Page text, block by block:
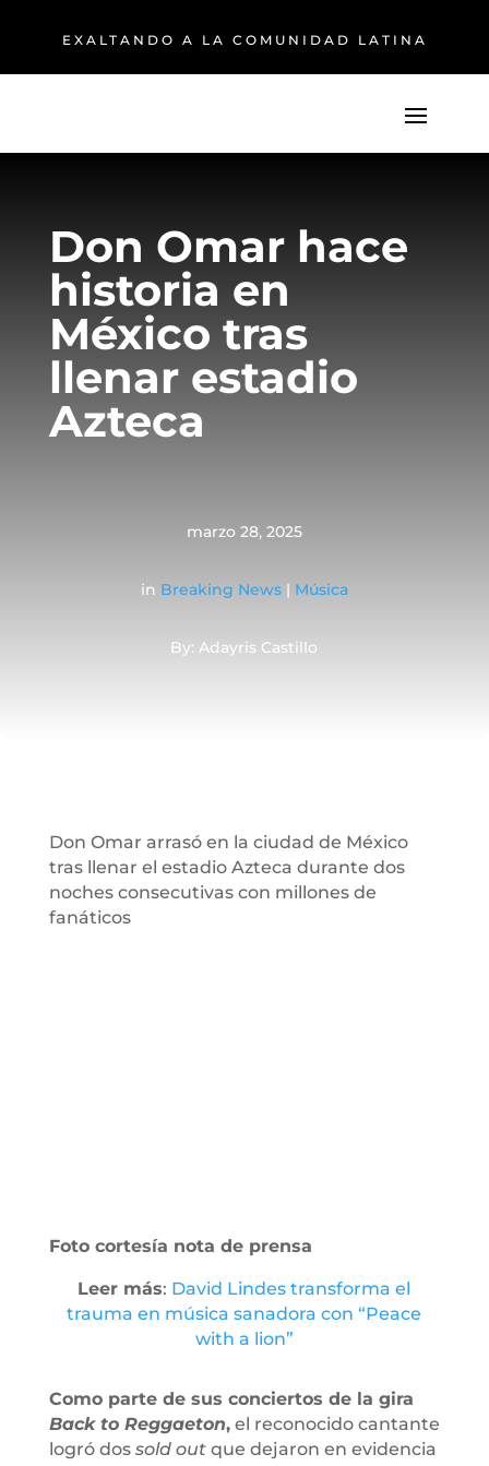
EXALTANDO A LA COMUNIDAD LATINA
Don Omar hace
historia en
México tras
llenar estadio
Azteca
marzo 28, 2025
in Breaking News| Música
By: Adayris Castillo
Don Omar arrasó en la ciudad de México
tras llenar el estadio Azteca durante dos
noches consecutivas con millones de
fanáticos
Foto cortesía nota de prensa
Leer más: David Lindes transforma el
trauma en música sanadora con “Peace
with a lion”
Como parte de sus conciertos de la gira
Back to Reggaeton,el reconocido cantante
logró dos sold outque dejaron en evidencia